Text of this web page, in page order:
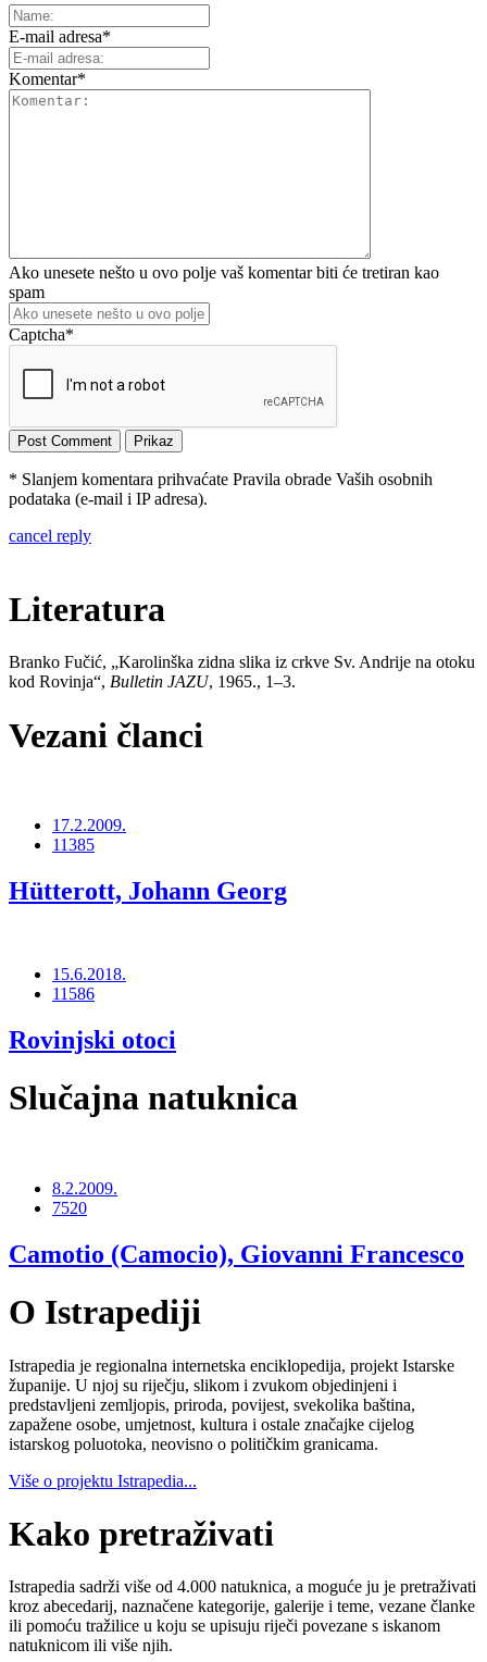
E-mail adresa*
Komentar*
Ako unesete nešto u ovo polje vaš komentar biti će tretiran kao
spam
Captcha*
* Slanjem komentara prihvaćate Pravila obrade Vaših osobnih
podataka (e-mail i IP adresa).
cancel reply
Literatura
Branko Fučić, „Karolinška zidna slika iz crkve Sv. Andrije na otoku
kod Rovinja“, Bulletin JAZU, 1965., 1–3.
Vezani članci
17.2.2009.
11385
Hütterott, Johann Georg
15.6.2018.
11586
Rovinjski otoci
Slučajna natuknica
8.2.2009.
7520
Camotio (Camocio), Giovanni Francesco
O Istrapediji
Istrapedia je regionalna internetska enciklopedija, projekt Istarske
županije. U njoj su riječju, slikom i zvukom objedinjeni i
predstavljeni zemljopis, priroda, povijest, svekolika baština,
zapažene osobe, umjetnost, kultura i ostale značajke cijelog
istarskog poluotoka, neovisno o političkim granicama.
Više o projektu Istrapedia...
Kako pretraživati
Istrapedia sadrži više od 4.000 natuknica, a moguće ju je pretraživati
kroz abecedarij, naznačene kategorije, galerije i teme, vezane članke
ili pomoću tražilice u koju se upisuju riječi povezane s iskanom
natuknicom ili više njih.